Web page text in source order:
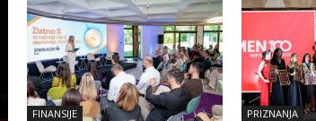
FINANSIJE PRIZNANJA